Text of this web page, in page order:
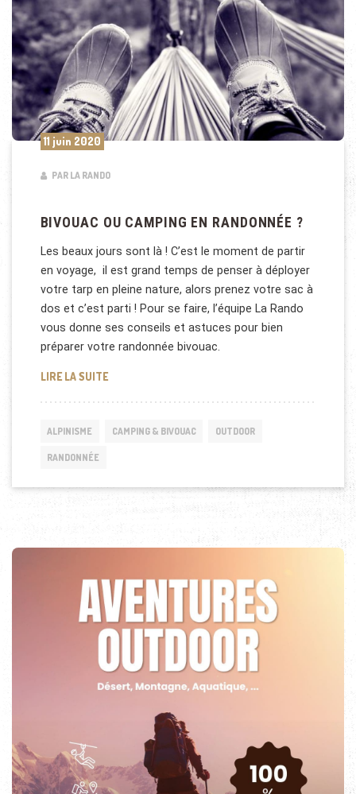
11 juin 2020
PAR LA RANDO
BIVOUAC OU CAMPING EN RANDONNÉE ?
Les beaux jours sont là ! C’est le moment de partir
en voyage, il est grand temps de penser à déployer
votre tarp en pleine nature, alors prenez votre sac à
dos et c’est parti ! Pour se faire, l’équipe La Rando
vous donne ses conseils et astuces pour bien
préparer votre randonnée bivouac.
LIRE LA SUITEBIVOUAC OU CAMPING EN RANDONNÉE ?
ALPINISME CAMPING & BIVOUAC OUTDOOR
RANDONNÉE